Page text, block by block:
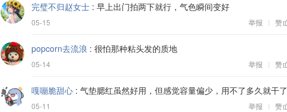
完璧不归赵女士 : 早上出门拍两下就行，气色瞬间变好
05-15 举报 | 赞
popcorn去流浪 : 很怕那种粘头发的质地
05-14 举报 | 赞
嘎嘣脆甜心 : 气垫腮红虽然好用，但感觉容量偏少，用不了多久就干了
05-11 举报 | 赞